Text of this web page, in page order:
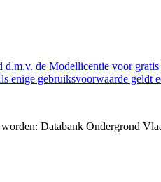
de Modellicentie voor
enige gebruiksvoorwaarde geldt
Databank Ondergrond